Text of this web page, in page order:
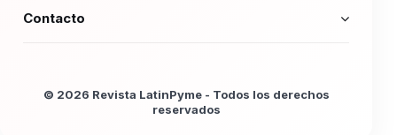
Contacto
© 2026 Revista LatinPyme - Todos los derechos
reservados